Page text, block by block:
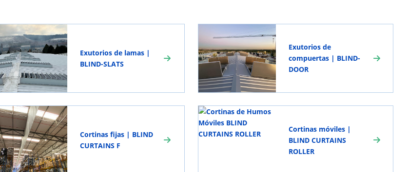
Exutorios de lamas |
BLIND-SLATS
Exutorios de
compuertas | BLIND-
DOOR
Cortinas fijas | BLIND
CURTAINS F
Cortinas móviles |
BLIND CURTAINS
ROLLER